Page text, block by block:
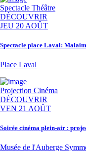
Spectacle Théâtre
DÉCOUVRIR
JEU 20 AOÛT
Spectacle place Laval:
Place Laval
Projection Cinéma
DÉCOUVRIR
VEN 21 AOÛT
Soirée cinéma plein-air :
Musée de l'Auberge